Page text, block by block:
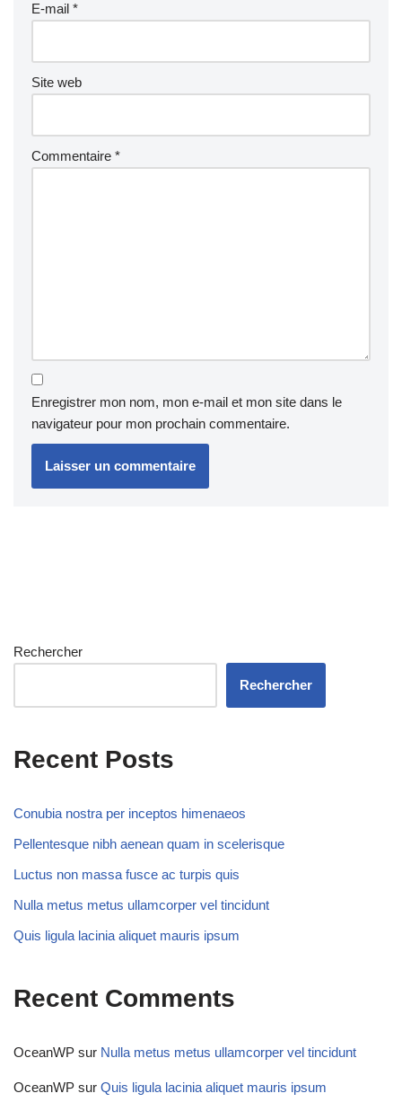
E-mail *
Site web
Commentaire *
Enregistrer mon nom, mon e-mail et mon site dans le
navigateur pour mon prochain commentaire.
Rechercher
Rechercher
Recent Posts
Conubia nostra per inceptos himenaeos
Pellentesque nibh aenean quam in scelerisque
Luctus non massa fusce ac turpis quis
Nulla metus metus ullamcorper vel tincidunt
Quis ligula lacinia aliquet mauris ipsum
Recent Comments
OceanWP sur Nulla metus metus ullamcorper vel tincidunt
OceanWP sur Quis ligula lacinia aliquet mauris ipsum